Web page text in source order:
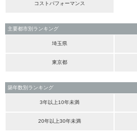
コストパフォーマンス
主要都市別ランキング
埼玉県
東京都
築年数別ランキング
3年以上10年未満
20年以上30年未満